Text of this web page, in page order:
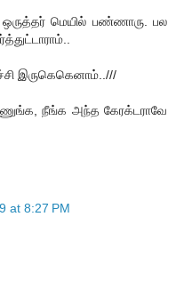
மெயில் பண்ணாரு. பல
இருகெகெனாம்..///
நீங்க அந்த கேரக்டராவே
at 8:27 PM